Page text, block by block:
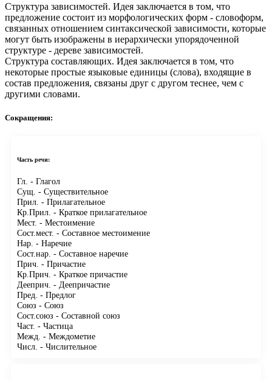
Структура зависимостей. Идея заключается в том, что
предложение состоит из морфологических форм - словоформ,
связанных отношением синтаксической зависимости, которые
могут быть изображены в иерархически упорядоченной
структуре - дереве зависимостей.
Структура составляющих. Идея заключается в том, что
некоторые простые языковые единицы (слова), входящие в
состав предложения, связаны друг с другом теснее, чем с
другими словами.
Сокращения:
Часть речи:
Гл. - Глагол
Сущ. - Существительное
Прил. - Прилагательное
Кр.Прил. - Краткое прилагательное
Мест. - Местоимение
Сост.мест. - Составное местоимение
Нар. - Наречие
Сост.нар. - Составное наречие
Прич. - Причастие
Кр.Прич. - Краткое причастие
Дееприч. - Деепричастие
Пред. - Предлог
Союз - Союз
Сост.союз - Составной союз
Част. - Частица
Межд. - Междометие
Числ. - Числительное